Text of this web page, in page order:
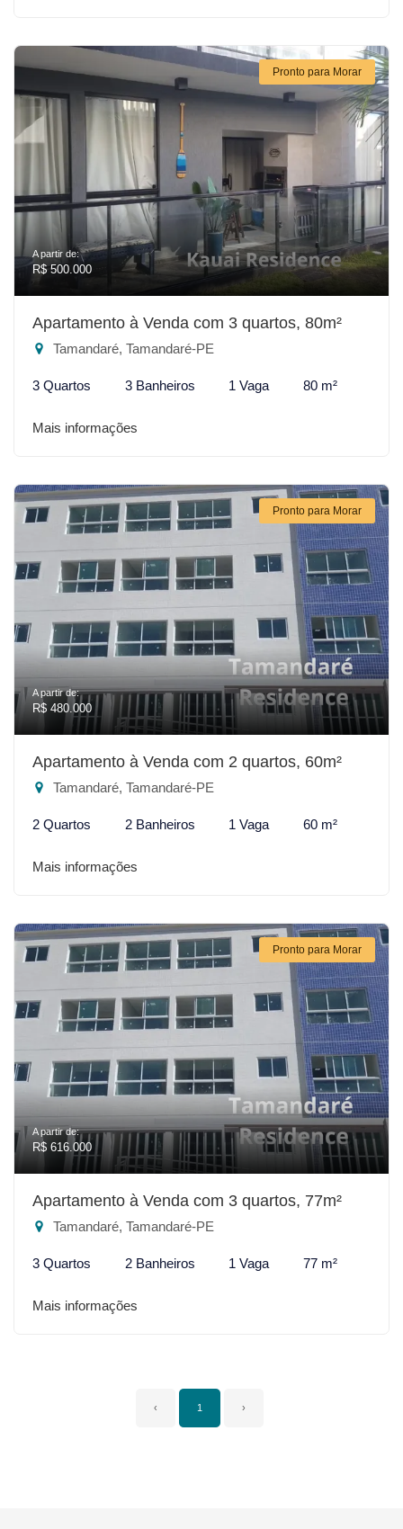
Pronto para Morar
A partir de:
R$ 500.000
Apartamento à Venda com 3 quartos, 80m²
Tamandaré, Tamandaré-PE
3 Quartos 3 Banheiros 1 Vaga 80 m²
Mais informações
Pronto para Morar
A partir de:
R$ 480.000
Apartamento à Venda com 2 quartos, 60m²
Tamandaré, Tamandaré-PE
2 Quartos 2 Banheiros 1 Vaga 60 m²
Mais informações
Pronto para Morar
A partir de:
R$ 616.000
Apartamento à Venda com 3 quartos, 77m²
Tamandaré, Tamandaré-PE
3 Quartos 2 Banheiros 1 Vaga 77 m²
Mais informações
‹ 1 ›